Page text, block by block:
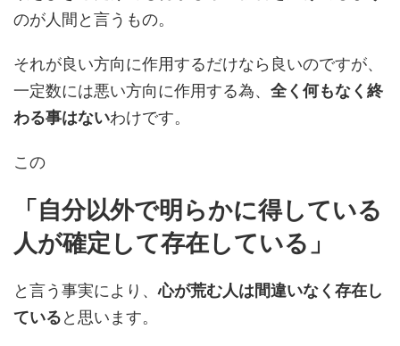
のが人間と言うもの。
それが良い方向に作用するだけなら良いのですが、
一定数には悪い方向に作用する為、 全く何もなく終
わる事はないわけです。
この
「自分以外で明らかに得している
人が確定して存在している」
と言う事実により、心が荒む人は間違いなく存在し
ていると思います。